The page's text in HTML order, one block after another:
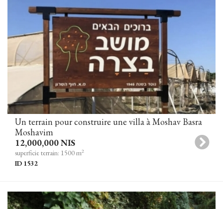
Un terrain pour construire une villa à Moshav Basra
Moshavim
12,000,000 NIS
superficie terrain: 1500 m2
ID 1532